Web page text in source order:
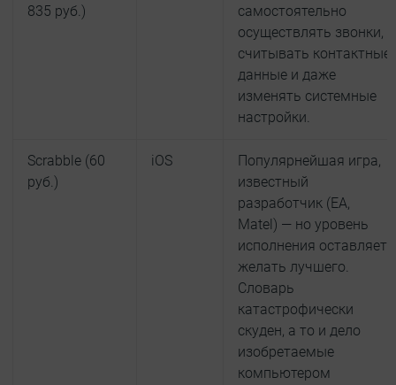
835 руб.)
самостоятельно
осуществлять звонки,
считывать контактные
данные и даже
изменять системные
настройки.
Scrabble (60
руб.)
iOS
Популярнейшая игра,
известный
разработчик (EA,
Matel) — но уровень
исполнения оставляет
желать лучшего.
Словарь
катастрофически
скуден, а то и дело
изобретаемые
компьютером